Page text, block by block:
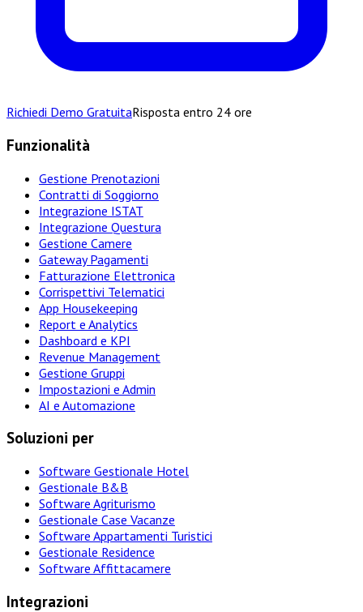
Richiedi Demo GratuitaRisposta entro 24 ore
Funzionalità
Gestione Prenotazioni
Contratti di Soggiorno
Integrazione ISTAT
Integrazione Questura
Gestione Camere
Gateway Pagamenti
Fatturazione Elettronica
Corrispettivi Telematici
App Housekeeping
Report e Analytics
Dashboard e KPI
Revenue Management
Gestione Gruppi
Impostazioni e Admin
AI e Automazione
Soluzioni per
Software Gestionale Hotel
Gestionale B&B
Software Agriturismo
Gestionale Case Vacanze
Software Appartamenti Turistici
Gestionale Residence
Software Affittacamere
Integrazioni